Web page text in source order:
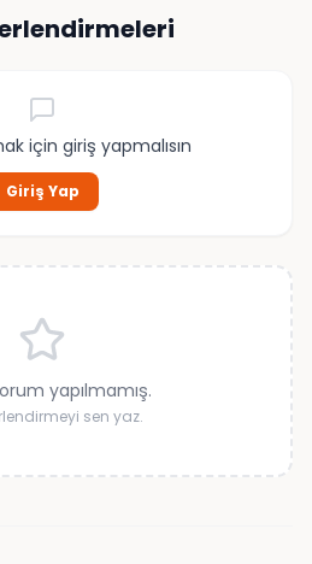
için giriş yapmalısın
Giriş Yap
yapılmamış.
sen yaz.